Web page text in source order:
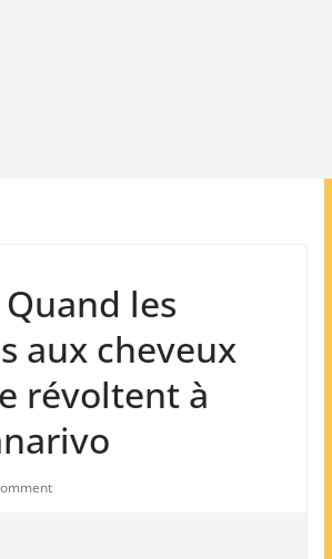
Quand les
aux cheveux
révoltent à